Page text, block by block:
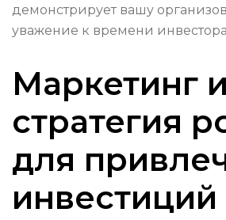
демонстрирует вашу
уважение к времени
Маркетинг и
стратегия
для
инвестиций